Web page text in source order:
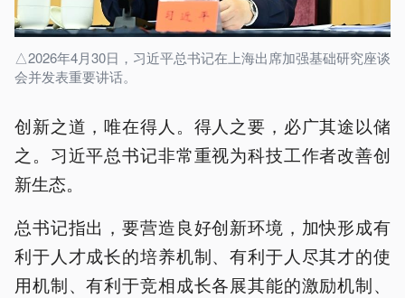
△2026年4月30日，习近平总书记在上海出席加强基础研究座谈
会并发表重要讲话。
创新之道，唯在得人。得人之要，必广其途以储
之。习近平总书记非常重视为科技工作者改善创
新生态。
总书记指出，要营造良好创新环境，加快形成有
利于人才成长的培养机制、有利于人尽其才的使
用机制、有利于竞相成长各展其能的激励机制、